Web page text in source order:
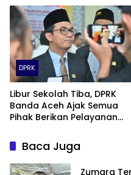
DPRK
Libur Sekolah Tiba, DPRK
Banda Aceh Ajak Semua
Pihak Berikan Pelayanan
Baca Juga
Zumara